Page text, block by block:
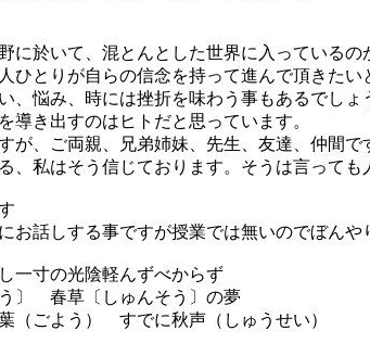
に於いて、混とんとした世界に入っているの
ひとりが自らの信念を持って進んで頂きたい
、悩み、時には挫折を味わう事もあるでし
導き出すのはヒトだと思っています。
が、ご両親、兄弟姉妹、先生、友達、仲間
、私はそう信じております。そうは言って
お話しする事ですが授業では無いのでぼんや
一寸の光陰軽んずべからず
〕　春草〔しゅんそう〕の夢
（ごよう）　すでに秋声（しゅうせい）